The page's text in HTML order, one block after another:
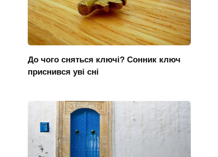
До чого сняться ключі? Сонник ключ
приснився уві сні